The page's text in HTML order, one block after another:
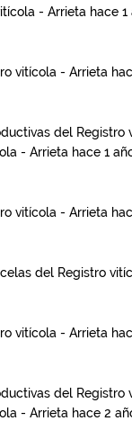
- Arrieta hace 1
vitícola - Arrieta
del
- Arrieta hace 1
vitícola - Arrieta
del Registro
vitícola - Arrieta
del
- Arrieta hace 2